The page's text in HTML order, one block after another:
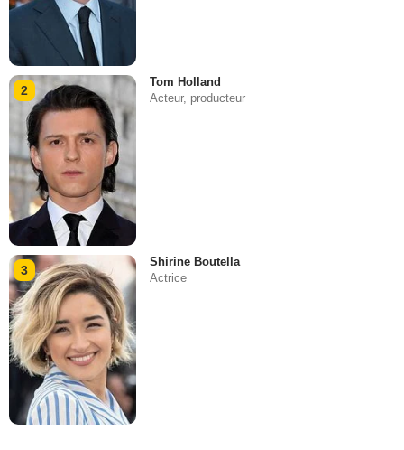
2
Tom Holland
Acteur, producteur
3
Shirine Boutella
Actrice